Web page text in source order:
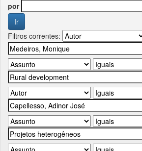
por
Filtros correntes: